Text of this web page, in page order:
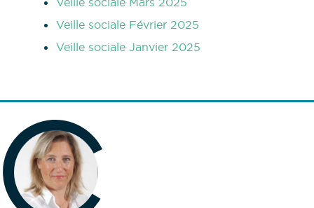
Veille sociale Février 2025
Veille sociale Janvier 2025